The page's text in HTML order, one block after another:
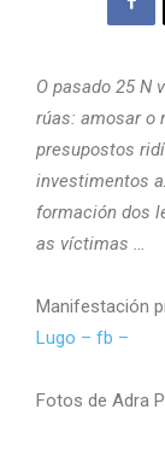
O pasado 25 N
rúas: amosar o
presupostos
investimentos
formación dos
as víctimas …
Manifestación
Lugo – fb –
Fotos de Adra